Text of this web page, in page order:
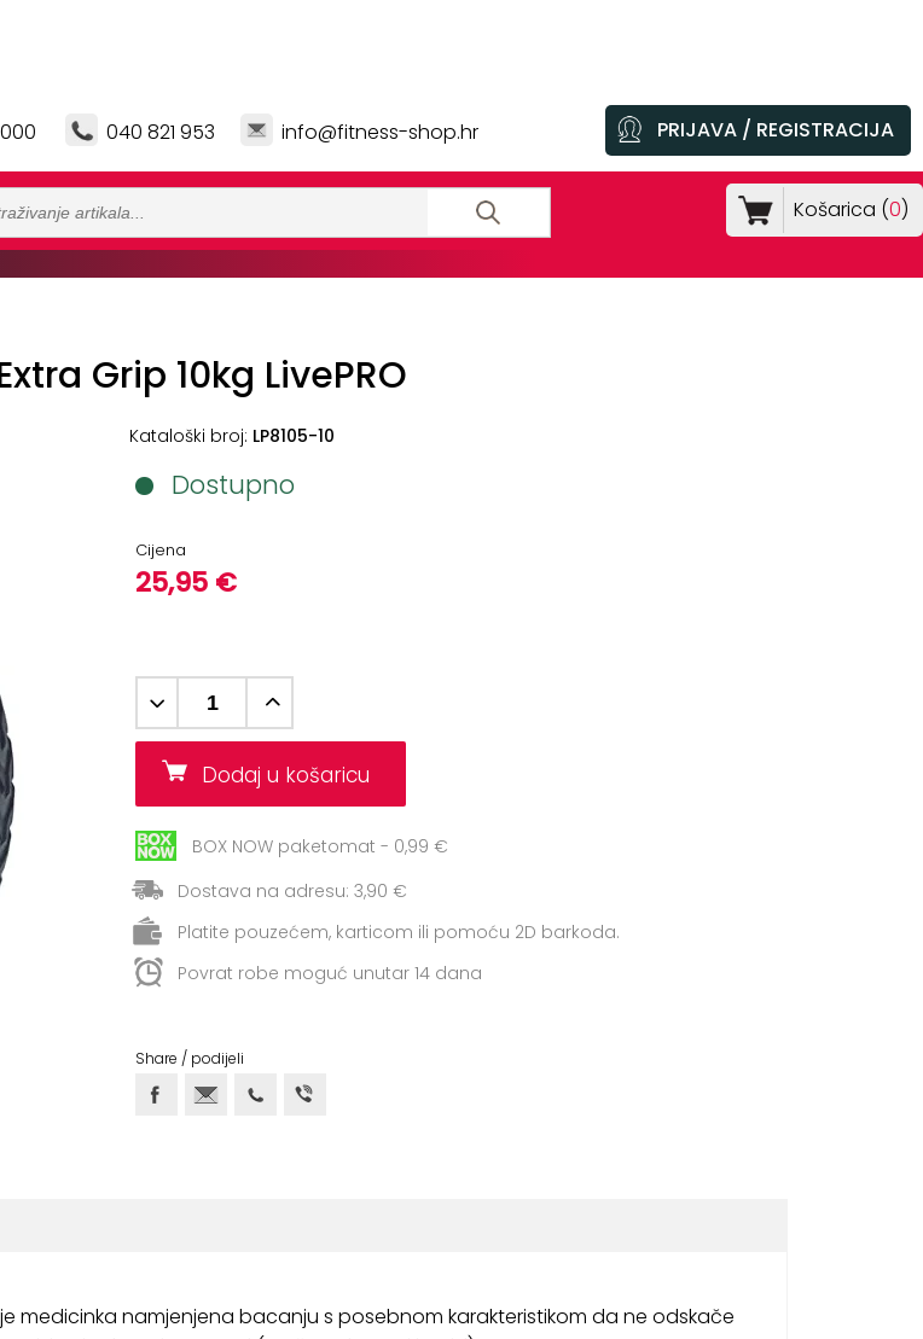
040 821 953 info@fitness-shop.hr PRIJAVA / REGISTRACIJA
Košarica (0)
Grip 10kg LivePRO
Kataloški broj: LP8105-10
Dostupno
Cijena
25,95 €
Dodaj u košaricu
BOX NOW paketomat - 0,99 €
Dostava na adresu: 3,90 €
Platite pouzećem, karticom ili pomoću 2D barkoda.
Povrat robe moguć unutar 14 dana
Share / podijeli
medicinka namjenjena bacanju s posebnom karakteristikom da ne odskače